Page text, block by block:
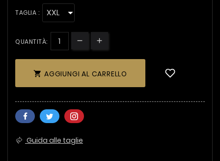
TAGLIA :
QUANTITÀ:
 AGGIUNGI AL CARRELLO
Guida alle taglie